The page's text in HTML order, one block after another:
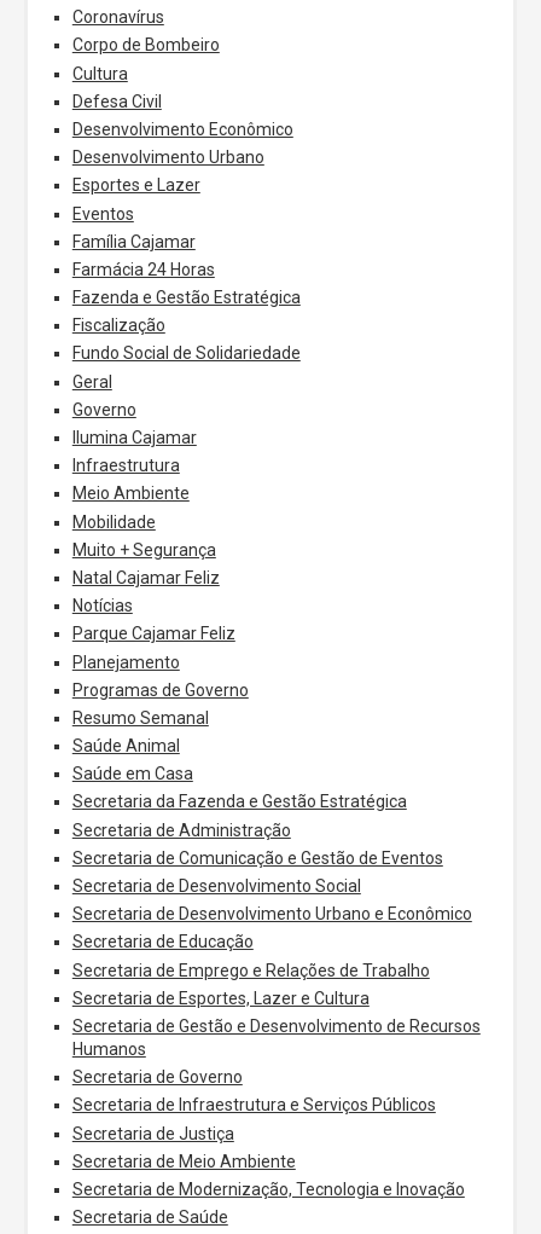
Coronavírus
Corpo de Bombeiro
Cultura
Defesa Civil
Desenvolvimento Econômico
Desenvolvimento Urbano
Esportes e Lazer
Eventos
Família Cajamar
Farmácia 24 Horas
Fazenda e Gestão Estratégica
Fiscalização
Fundo Social de Solidariedade
Geral
Governo
Ilumina Cajamar
Infraestrutura
Meio Ambiente
Mobilidade
Muito + Segurança
Natal Cajamar Feliz
Notícias
Parque Cajamar Feliz
Planejamento
Programas de Governo
Resumo Semanal
Saúde Animal
Saúde em Casa
Secretaria da Fazenda e Gestão Estratégica
Secretaria de Administração
Secretaria de Comunicação e Gestão de Eventos
Secretaria de Desenvolvimento Social
Secretaria de Desenvolvimento Urbano e Econômico
Secretaria de Educação
Secretaria de Emprego e Relações de Trabalho
Secretaria de Esportes, Lazer e Cultura
Secretaria de Gestão e Desenvolvimento de Recursos
Humanos
Secretaria de Governo
Secretaria de Infraestrutura e Serviços Públicos
Secretaria de Justiça
Secretaria de Meio Ambiente
Secretaria de Modernização, Tecnologia e Inovação
Secretaria de Saúde